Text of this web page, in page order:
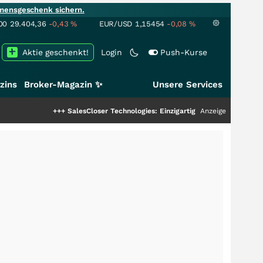
sichern.
29.404,36 -0,43% EUR/USD 1,15454 -0,08 %
Login Push-Kurse
Aktie geschenkt!
Broker-Magazin ✨ Unsere Services
SalesCloser Technologies: Einzigartige Leistung zieht die Top-
Anzeige